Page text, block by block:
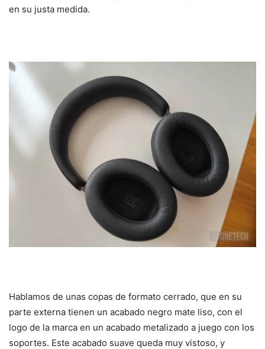
en su justa medida.
Hablamos de unas copas de formato cerrado, que en su
parte externa tienen un acabado negro mate liso, con el
logo de la marca en un acabado metalizado a juego con los
soportes. Este acabado suave queda muy vistoso, y